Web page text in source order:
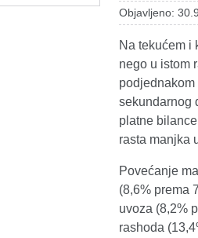
Objavljeno:
Na tekućem i
nego u istom
sekundarnog
platne
rasta manjka
Povećanje
(8,6% prema
uvoza (8,2%
rashoda